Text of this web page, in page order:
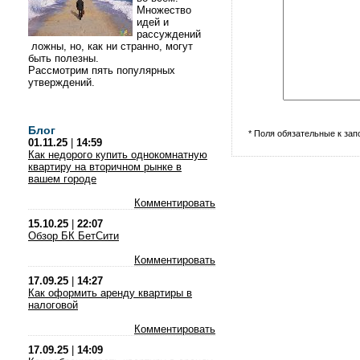
Множество
идей и
рассуждений
ложны, но, как ни странно, могут
быть полезны.
Рассмотрим пять популярных
утверждений.
Блог
01.11.25
14:59
Как недорого купить однокомнатную
квартиру на вторичном рынке в
вашем городе
Комментировать
15.10.25
22:07
Обзор БК БетСити
Комментировать
17.09.25
14:27
Как оформить аренду квартиры в
налоговой
Комментировать
17.09.25
14:09
* Поля обязательные к